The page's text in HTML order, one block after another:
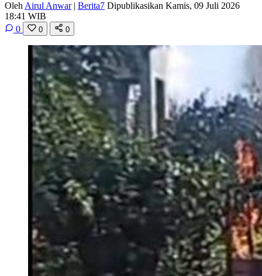
Oleh Airul Anwar | Berita7 Dipublikasikan Kamis, 09 Juli 2026
18:41 WIB
0
0 0